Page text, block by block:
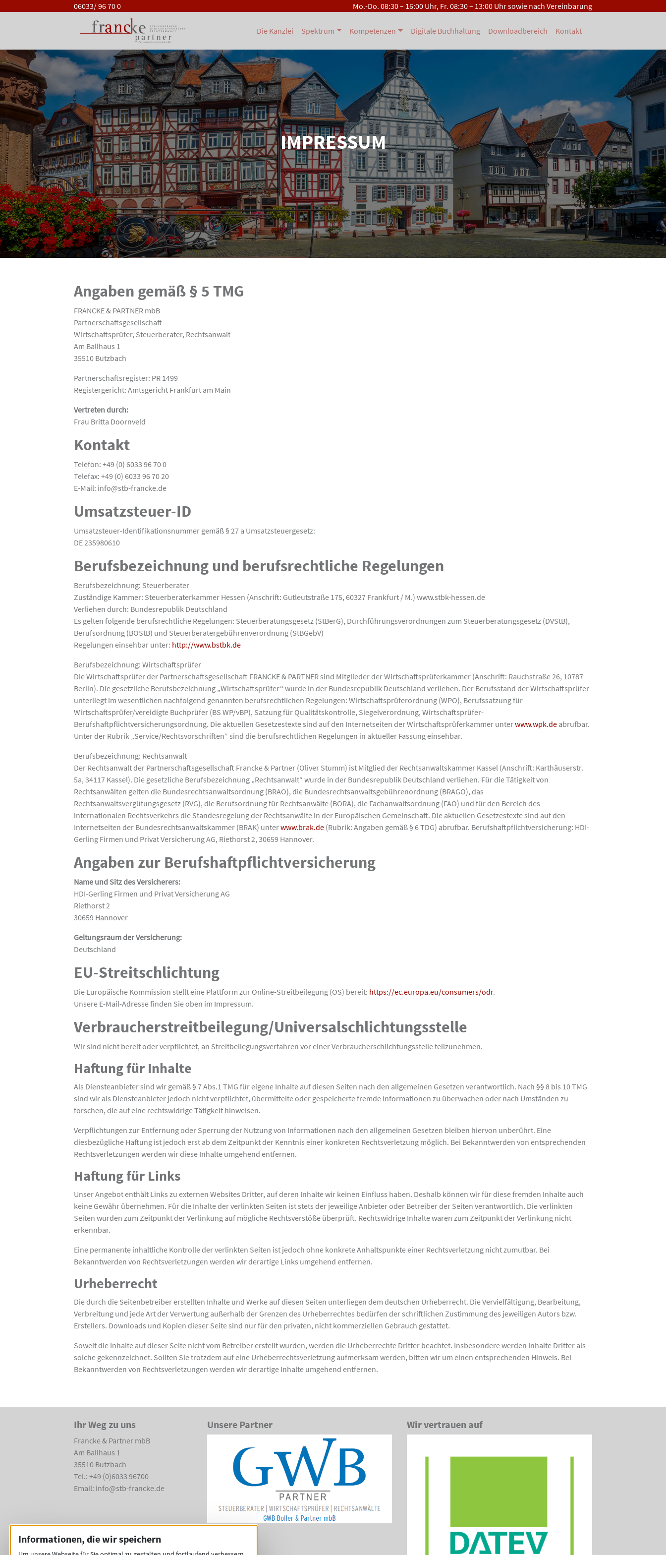
06033/ 96 70 0 Mo.-Do. 08:30 – 16:00 Uhr, Fr. 08:30 – 13:00 Uhr sowie nach Vereinbarung
Die Kanzlei Spektrum Kompetenzen Digitale Buchhaltung Downloadbereich Kontakt
IMPRESSUM
Angaben gemäß § 5 TMG
FRANCKE & PARTNER mbB
Partnerschaftsgesellschaft
Wirtschaftsprüfer, Steuerberater, Rechtsanwalt
Am Ballhaus 1
35510 Butzbach
Partnerschaftsregister: PR 1499
Registergericht: Amtsgericht Frankfurt am Main
Vertreten durch:
Frau Britta Doornveld
Kontakt
Telefon: +49 (0) 6033 96 70 0
Telefax: +49 (0) 6033 96 70 20
E-Mail: info@stb-francke.de
Umsatzsteuer-ID
Umsatzsteuer-Identifikationsnummer gemäß § 27 a Umsatzsteuergesetz:
DE 235980610
Berufsbezeichnung und berufsrechtliche Regelungen
Berufsbezeichnung: Steuerberater
Zuständige Kammer: Steuerberaterkammer Hessen (Anschrift: Gutleutstraße 175, 60327 Frankfurt / M.) www.stbk-hessen.de
Verliehen durch: Bundesrepublik Deutschland
Es gelten folgende berufsrechtliche Regelungen: Steuerberatungsgesetz (StBerG), Durchführungsverordnungen zum Steuerberatungsgesetz (DVStB),
Berufsordnung (BOStB) und Steuerberatergebührenverordnung (StBGebV)
Regelungen einsehbar unter: http://www.bstbk.de
Berufsbezeichnung: Wirtschaftsprüfer
Die Wirtschaftsprüfer der Partnerschaftsgesellschaft FRANCKE & PARTNER sind Mitglieder der Wirtschaftsprüferkammer (Anschrift: Rauchstraße 26, 10787
Berlin). Die gesetzliche Berufsbezeichnung „Wirtschaftsprüfer“ wurde in der Bundesrepublik Deutschland verliehen. Der Berufsstand der Wirtschaftsprüfer
unterliegt im wesentlichen nachfolgend genannten berufsrechtlichen Regelungen: Wirtschaftsprüferordnung (WPO), Berufssatzung für
Wirtschaftsprüfer/vereidigte Buchprüfer (BS WP/vBP), Satzung für Qualitätskontrolle, Siegelverordnung, Wirtschaftsprüfer-
Berufshaftpflichtversicherungsordnung. Die aktuellen Gesetzestexte sind auf den Internetseiten der Wirtschaftsprüferkammer unterwww.wpk.de abrufbar.
Unter der Rubrik „Service/Rechtsvorschriften“ sind die berufsrechtlichen Regelungen in aktueller Fassung einsehbar.
Berufsbezeichnung: Rechtsanwalt
Der Rechtsanwalt der Partnerschaftsgesellschaft Francke & Partner (Oliver Stumm) ist Mitglied der Rechtsanwaltskammer Kassel (Anschrift: Karthäuserstr.
5a, 34117 Kassel). Die gesetzliche Berufsbezeichnung „Rechtsanwalt“ wurde in der Bundesrepublik Deutschland verliehen. Für die Tätigkeit von
Rechtsanwälten gelten die Bundesrechtsanwaltsordnung (BRAO), die Bundesrechtsanwaltsgebührenordnung (BRAGO), das
Rechtsanwaltsvergütungsgesetz (RVG), die Berufsordnung für Rechtsanwälte (BORA), die Fachanwaltsordnung (FAO) und für den Bereich des
internationalen Rechtsverkehrs die Standesregelung der Rechtsanwälte in der Europäischen Gemeinschaft. Die aktuellen Gesetzestexte sind auf den
Internetseiten der Bundesrechtsanwaltskammer (BRAK) unterwww.brak.de (Rubrik: Angaben gemäß § 6 TDG) abrufbar. Berufshaftpflichtversicherung: HDI-
Gerling Firmen und Privat Versicherung AG, Riethorst 2, 30659 Hannover.
Angaben zur Berufshaftpflichtversicherung
Name und Sitz des Versicherers:
HDI-Gerling Firmen und Privat Versicherung AG
Riethorst 2
30659 Hannover
Geltungsraum der Versicherung:
Deutschland
EU-Streitschlichtung
Die Europäische Kommission stellt eine Plattform zur Online-Streitbeilegung (OS) bereit: https://ec.europa.eu/consumers/odr.
Unsere E-Mail-Adresse finden Sie oben im Impressum.
Verbraucher­streit­beilegung/Universal­schlichtungs­stelle
Wir sind nicht bereit oder verpflichtet, an Streitbeilegungsverfahren vor einer Verbraucherschlichtungsstelle teilzunehmen.
Haftung für Inhalte
Als Diensteanbieter sind wir gemäß § 7 Abs.1 TMG für eigene Inhalte auf diesen Seiten nach den allgemeinen Gesetzen verantwortlich. Nach §§ 8 bis 10 TMG
sind wir als Diensteanbieter jedoch nicht verpflichtet, übermittelte oder gespeicherte fremde Informationen zu überwachen oder nach Umständen zu
forschen, die auf eine rechtswidrige Tätigkeit hinweisen.
Verpflichtungen zur Entfernung oder Sperrung der Nutzung von Informationen nach den allgemeinen Gesetzen bleiben hiervon unberührt. Eine
diesbezügliche Haftung ist jedoch erst ab dem Zeitpunkt der Kenntnis einer konkreten Rechtsverletzung möglich. Bei Bekanntwerden von entsprechenden
Rechtsverletzungen werden wir diese Inhalte umgehend entfernen.
Haftung für Links
Unser Angebot enthält Links zu externen Websites Dritter, auf deren Inhalte wir keinen Einfluss haben. Deshalb können wir für diese fremden Inhalte auch
keine Gewähr übernehmen. Für die Inhalte der verlinkten Seiten ist stets der jeweilige Anbieter oder Betreiber der Seiten verantwortlich. Die verlinkten
Seiten wurden zum Zeitpunkt der Verlinkung auf mögliche Rechtsverstöße überprüft. Rechtswidrige Inhalte waren zum Zeitpunkt der Verlinkung nicht
erkennbar.
Eine permanente inhaltliche Kontrolle der verlinkten Seiten ist jedoch ohne konkrete Anhaltspunkte einer Rechtsverletzung nicht zumutbar. Bei
Bekanntwerden von Rechtsverletzungen werden wir derartige Links umgehend entfernen.
Urheberrecht
Die durch die Seitenbetreiber erstellten Inhalte und Werke auf diesen Seiten unterliegen dem deutschen Urheberrecht. Die Vervielfältigung, Bearbeitung,
Verbreitung und jede Art der Verwertung außerhalb der Grenzen des Urheberrechtes bedürfen der schriftlichen Zustimmung des jeweiligen Autors bzw.
Erstellers. Downloads und Kopien dieser Seite sind nur für den privaten, nicht kommerziellen Gebrauch gestattet.
Soweit die Inhalte auf dieser Seite nicht vom Betreiber erstellt wurden, werden die Urheberrechte Dritter beachtet. Insbesondere werden Inhalte Dritter als
solche gekennzeichnet. Sollten Sie trotzdem auf eine Urheberrechtsverletzung aufmerksam werden, bitten wir um einen entsprechenden Hinweis. Bei
Bekanntwerden von Rechtsverletzungen werden wir derartige Inhalte umgehend entfernen.
Ihr Weg zu uns
Francke & Partner mbB
Am Ballhaus 1
35510 Butzbach
Tel.: +49 (0)6033 96700
Email: info@stb-francke.de
Unsere Partner Wir vertrauen auf
Informationen, die wir speichern